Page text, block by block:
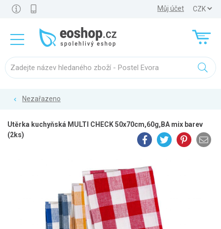
Můj účet
Nezařazeno
Utěrka kuchyňská MULTI CHECK 50x70cm,60g,BA mix barev
(2ks)